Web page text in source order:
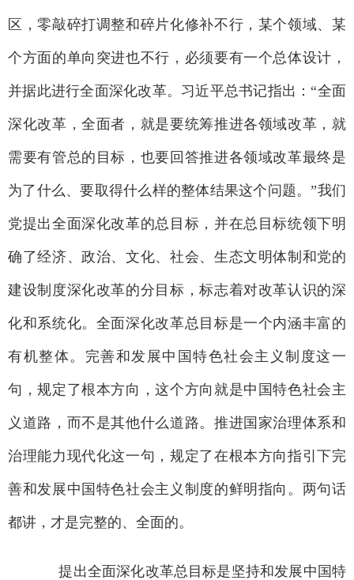
区，零敲碎打调整和碎片化修补不行，某个领域、某
个方面的单向突进也不行，必须要有一个总体设计，
并据此进行全面深化改革。习近平总书记指出：“全面
深化改革，全面者，就是要统筹推进各领域改革，就
需要有管总的目标，也要回答推进各领域改革最终是
为了什么、要取得什么样的整体结果这个问题。”我们
党提出全面深化改革的总目标，并在总目标统领下明
确了经济、政治、文化、社会、生态文明体制和党的
建设制度深化改革的分目标，标志着对改革认识的深
化和系统化。全面深化改革总目标是一个内涵丰富的
有机整体。完善和发展中国特色社会主义制度这一
句，规定了根本方向，这个方向就是中国特色社会主
义道路，而不是其他什么道路。推进国家治理体系和
治理能力现代化这一句，规定了在根本方向指引下完
善和发展中国特色社会主义制度的鲜明指向。两句话
都讲，才是完整的、全面的。
提出全面深化改革总目标是坚持和发展中国特